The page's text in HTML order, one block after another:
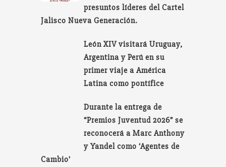
presuntos líderes del Cartel
Jalisco Nueva Generación.
León XIV visitará Uruguay,
Argentina y Perú en su
primer viaje a América
Latina como pontífice
Durante la entrega de
“Premios Juventud 2026” se
reconocerá a Marc Anthony
y Yandel como ‘Agentes de
Cambio’